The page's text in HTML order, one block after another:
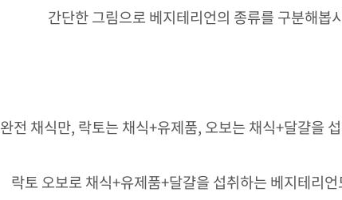
간단한 그림으로 베지테리언의 종류를 구분해봅
전 채식만, 락토는 채식+유제품, 오보는 채식+달걀을
락토 오보로 채식+유제품+달걀을 섭취하는 베지테리